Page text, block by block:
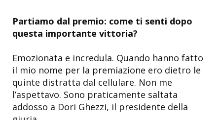
Partiamo dal premio: come ti senti dopo
questa importante vittoria?
Emozionata e incredula. Quando hanno fatto
il mio nome per la premiazione ero dietro le
quinte distratta dal cellulare. Non me
l’aspettavo. Sono praticamente saltata
addosso a Dori Ghezzi, il presidente della